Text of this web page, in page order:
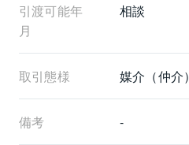
引渡可能年
月
相談
取引態様 媒介（仲介）
備考 -